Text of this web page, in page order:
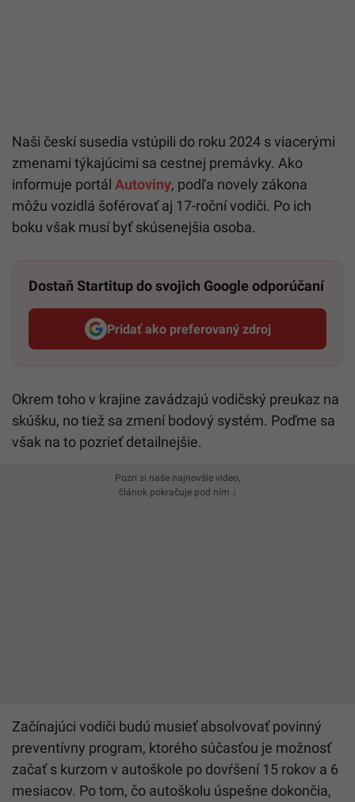
Naši českí susedia vstúpili do roku 2024 s viacerými
zmenami týkajúcimi sa cestnej premávky. Ako
informuje portál Autoviny, podľa novely zákona
môžu vozidlá šoférovať aj 17-roční vodiči. Po ich
boku však musí byť skúsenejšia osoba.
Dostaň Startitup do svojich Google odporúčaní
Pridať ako preferovaný zdroj
Startitup, odkaz sa otvorí v
Okrem toho v krajine zavádzajú vodičský preukaz na
skúšku, no tiež sa zmení bodový systém. Poďme sa
však na to pozrieť detailnejšie.
Pozri si naše najnovšie video,
článok pokračuje pod ním ↓
Začínajúci vodiči budú musieť absolvovať povinný
preventívny program, ktorého súčasťou je možnosť
začať s kurzom v autoškole po dovŕšení 15 rokov a 6
mesiacov. Po tom, čo autoškolu úspešne dokončia,